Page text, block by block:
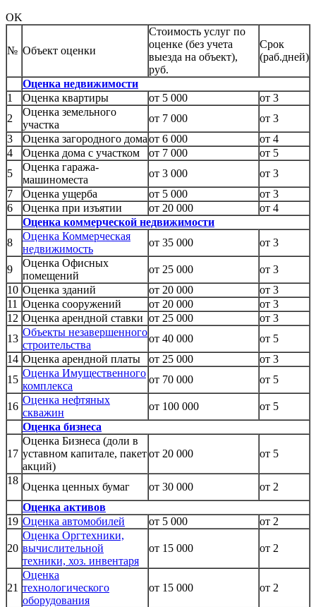
OK
№ Объект оценки
Стоимость услуг по
оценке (без учета
выезда на объект),
руб.
Срок
(раб.дней)
Оценка недвижимости
1
Оценка квартиры от 5 000
от 3
2
Оценка земельного
участка
от 7 000
от 3
3
Оценка загородного домаот 6 000
от 4
4
Оценка дома с участком от 7 000
от 5
5
Оценка гаража-
машиноместа
от 3 000
от 3
7
Оценка ущерба от 5 000
от 3
6
Оценка при изъятии от 20 000
от 4
Оценка коммерческой недвижимости
8
Оценка Коммерческая
недвижимость
от 35 000 от 3
9
Оценка Офисных
помещений
от 25 000
от 3
10 Оценка зданий от 20 000
от 3
11 Оценка сооружений от 20 000
от 3
12 Оценка арендной ставки от 25 000
от 3
13
Объекты незавершенного
строительства
от 40 000
от 5
14 Оценка арендной платы от 25 000
от 3
15
Оценка Имущественного
комплекса
от 70 000 от 5
16
Оценка нефтяных
скважин
от 100 000
от 5
Оценка бизнеса
17
Оценка Бизнеса (доли в
уставном капитале, пакет
акций)
от 20 000 от 5
18
Оценка ценных бумаг от 30 000
от 2
Оценка активов
19 Оценка автомобилей от 5 000 от 2
20
Оценка Оргтехники,
вычислительной
техники, хоз. инвентаря
от 15 000 от 2
21
Оценка
технологического
оборудования
от 15 000 от 2